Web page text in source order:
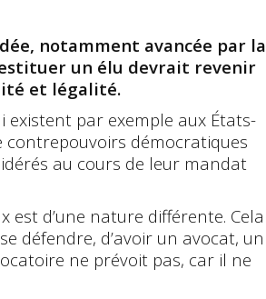
notamment avancée par la
un élu devrait revenir
et légalité.
existent par exemple aux États-
contrepouvoirs démocratiques
au cours de leur mandat
est d’une nature différente. Cela
défendre, d’avoir un avocat, un
ne prévoit pas, car il ne